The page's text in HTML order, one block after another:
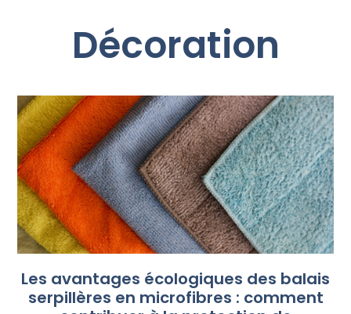
Décoration
Les avantages écologiques des balais
serpillères en microfibres : comment